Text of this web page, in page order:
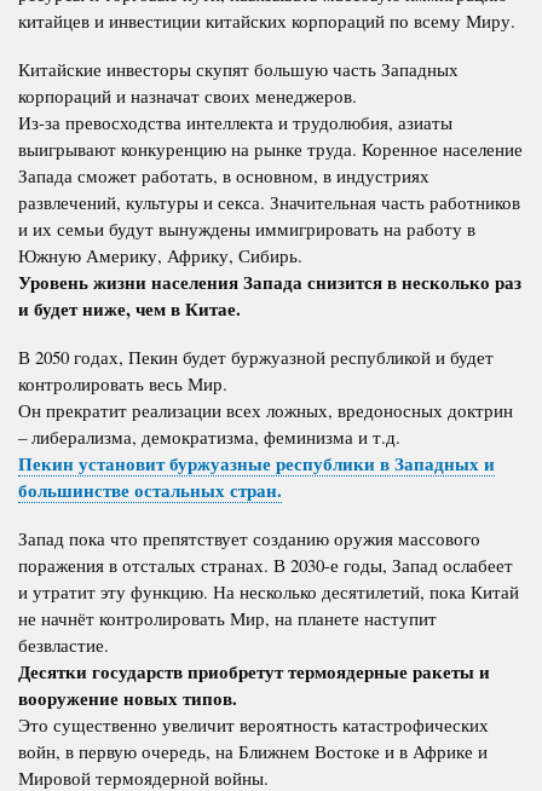
китайцев и инвестиции китайских корпораций по всему Миру.
Китайские инвесторы скупят большую часть Западных
корпораций и назначат своих менеджеров.
Из-за превосходства интеллекта и трудолюбия, азиаты
выигрывают конкуренцию на рынке труда. Коренное население
Запада сможет работать, в основном, в индустриях
развлечений, культуры и секса. Значительная часть работников
и их семьи будут вынуждены иммигрировать на работу в
Южную Америку, Африку, Сибирь.
Уровень жизни населения Запада снизится в несколько раз
и будет ниже, чем в Китае.
В 2050 годах, Пекин будет буржуазной республикой и будет
контролировать весь Мир.
Он прекратит реализации всех ложных, вредоносных доктрин
– либерализма, демократизма, феминизма и т.д.
Пекин установит буржуазные республики в Западных и
большинстве остальных стран.
Запад пока что препятствует созданию оружия массового
поражения в отсталых странах. В 2030-е годы, Запад ослабеет
и утратит эту функцию. На несколько десятилетий, пока Китай
не начнёт контролировать Мир, на планете наступит
безвластие.
Десятки государств приобретут термоядерные ракеты и
вооружение новых типов.
Это существенно увеличит вероятность катастрофических
войн, в первую очередь, на Ближнем Востоке и в Африке и
Мировой термоядерной войны.